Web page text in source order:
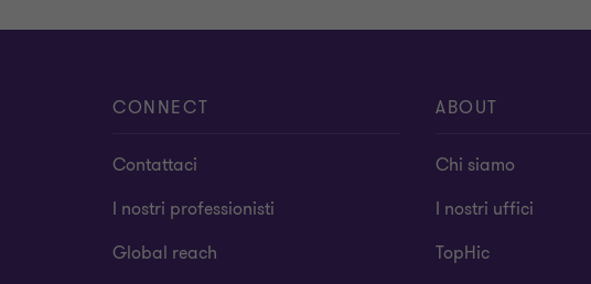
CONNECT
Contattaci
I nostri professionisti
Global reach
ABOUT
Chi siamo
I nostri uffici
TopHic